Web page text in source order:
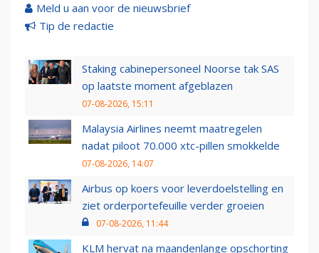
Meld u aan voor de nieuwsbrief
Tip de redactie
Staking cabinepersoneel Noorse tak SAS
op laatste moment afgeblazen
07-08-2026, 15:11
Malaysia Airlines neemt maatregelen
nadat piloot 70.000 xtc-pillen smokkelde
07-08-2026, 14:07
Airbus op koers voor leverdoelstelling en
ziet orderportefeuille verder groeien
07-08-2026, 11:44
KLM hervat na maandenlange opschorting